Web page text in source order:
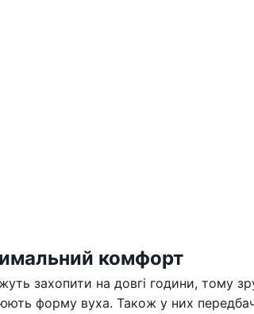
комфорт
захопити на довгі години, тому
форму вуха. Також у них